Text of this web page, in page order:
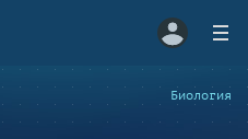
Биология